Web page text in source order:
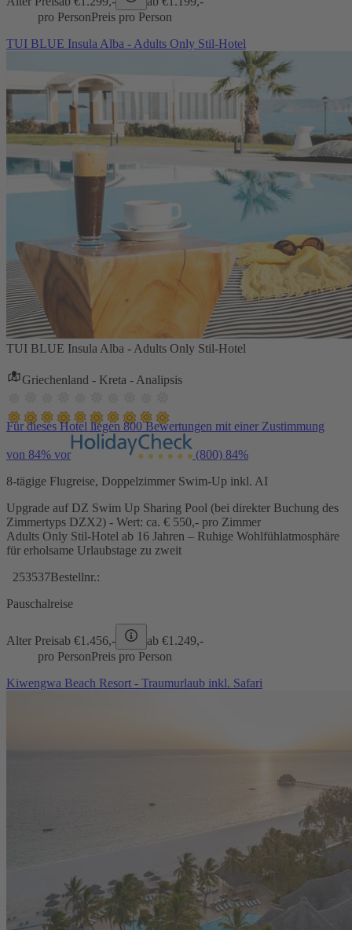
pro PersonPreis pro Person
TUI BLUE Insula Alba - Adults Only Stil-Hotel
TUI BLUE Insula Alba - Adults Only Stil-Hotel
Griechenland - Kreta - Analipsis
Für dieses Hotel liegen 800 Bewertungen mit einer Zustimmung
von 84% vor (800) 84%
8-tägige Flugreise, Doppelzimmer Swim-Up inkl. AI
Upgrade auf DZ Swim Up Sharing Pool (bei direkter Buchung des
Zimmertyps DZX2) - Wert: ca. € 550,- pro Zimmer
Adults Only Stil-Hotel ab 16 Jahren – Ruhige Wohlfühlatmosphäre
für erholsame Urlaubstage zu zweit
253537Bestellnr.:
Pauschalreise
Alter Preisab €1.456,- ab €1.249,-
pro PersonPreis pro Person
Kiwengwa Beach Resort - Traumurlaub inkl. Safari